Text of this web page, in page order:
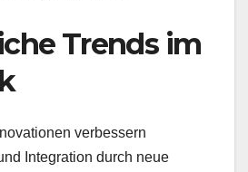
Trends im
verbessern
Integration durch neue